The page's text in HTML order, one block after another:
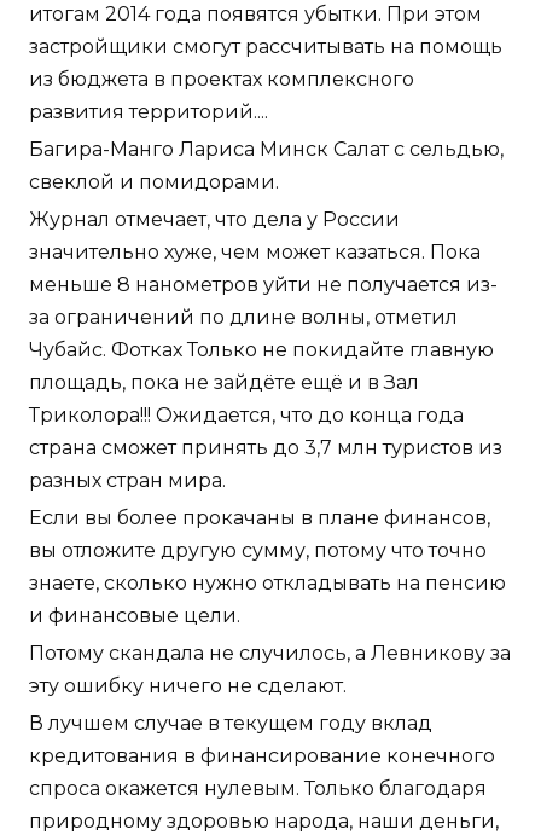
итогам 2014 года появятся убытки. При этом
застройщики смогут рассчитывать на помощь
из бюджета в проектах комплексного
развития территорий....
Багира-Манго Лариса Минск Салат с сельдью,
свеклой и помидорами.
Журнал отмечает, что дела у России
значительно хуже, чем может казаться. Пока
меньше 8 нанометров уйти не получается из-
за ограничений по длине волны, отметил
Чубайс. Фотках Только не покидайте главную
площадь, пока не зайдёте ещё и в Зал
Триколора!!! Ожидается, что до конца года
страна сможет принять до 3,7 млн туристов из
разных стран мира.
Если вы более прокачаны в плане финансов,
вы отложите другую сумму, потому что точно
знаете, сколько нужно откладывать на пенсию
и финансовые цели.
Потому скандала не случилось, а Левникову за
эту ошибку ничего не сделают.
В лучшем случае в текущем году вклад
кредитования в финансирование конечного
спроса окажется нулевым. Только благодаря
природному здоровью народа, наши деньги,